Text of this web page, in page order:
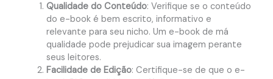
Qualidade do Conteúdo: Verifique se o conteúdo
do e-book é bem escrito, informativo e
relevante para seu nicho. Um e-book de má
qualidade pode prejudicar sua imagem perante
seus leitores.
Facilidade de Edição: Certifique-se de que o e-